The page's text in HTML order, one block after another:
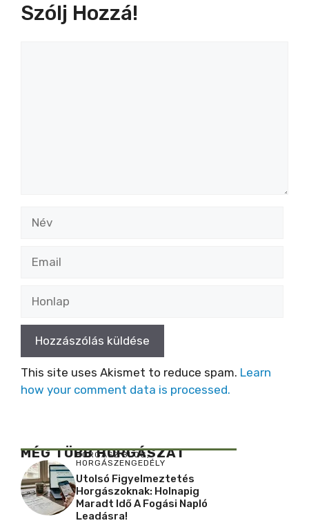
Szólj Hozzá!
This site uses Akismet to reduce spam. Learn
how your comment data is processed.
MÉG TÖBB HORGÁSZAT
HORGÁSZ BLOG,
HORGÁSZENGEDÉLY
Utolsó Figyelmeztetés
Horgászoknak: Holnapig
Maradt Idő A Fogási Napló
Leadásra!